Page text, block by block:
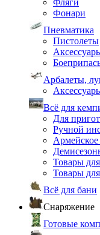
Фляги
Фонари
Пневматика
Пистолеты
Арбалеты,
Всё для
Для
Ручной
Товары
Товары
Всё для бани
Снаряжение
Готовые